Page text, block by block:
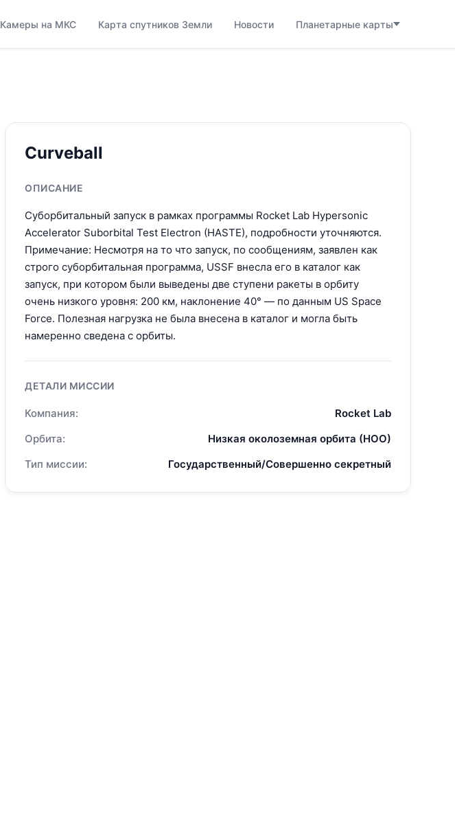
Камеры на МКС Карта спутников Земли Новости Планетарные карты
Curveball
ОПИСАНИЕ
Суборбитальный запуск в рамках программы Rocket Lab Hypersonic
Accelerator Suborbital Test Electron (HASTE), подробности уточняются.
Примечание: Несмотря на то что запуск, по сообщениям, заявлен как
строго суборбитальная программа, USSF внесла его в каталог как
запуск, при котором были выведены две ступени ракеты в орбиту
очень низкого уровня: 200 км, наклонение 40° — по данным US Space
Force. Полезная нагрузка не была внесена в каталог и могла быть
намеренно сведена с орбиты.
ДЕТАЛИ МИССИИ
Компания:
Rocket Lab
Орбита:
Низкая околоземная орбита (НОО)
Тип миссии:
Государственный/Совершенно секретный